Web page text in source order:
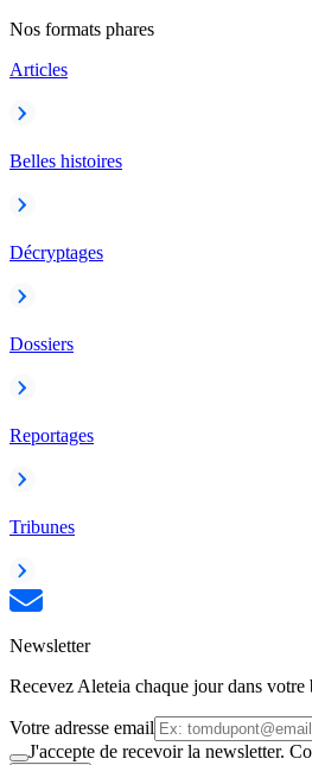
Nos formats phares
Articles
Belles histoires
Décryptages
Dossiers
Reportages
Tribunes
Newsletter
Recevez Aleteia chaque jour dans votre
Votre adresse email
J'accepte de recevoir la newsletter.